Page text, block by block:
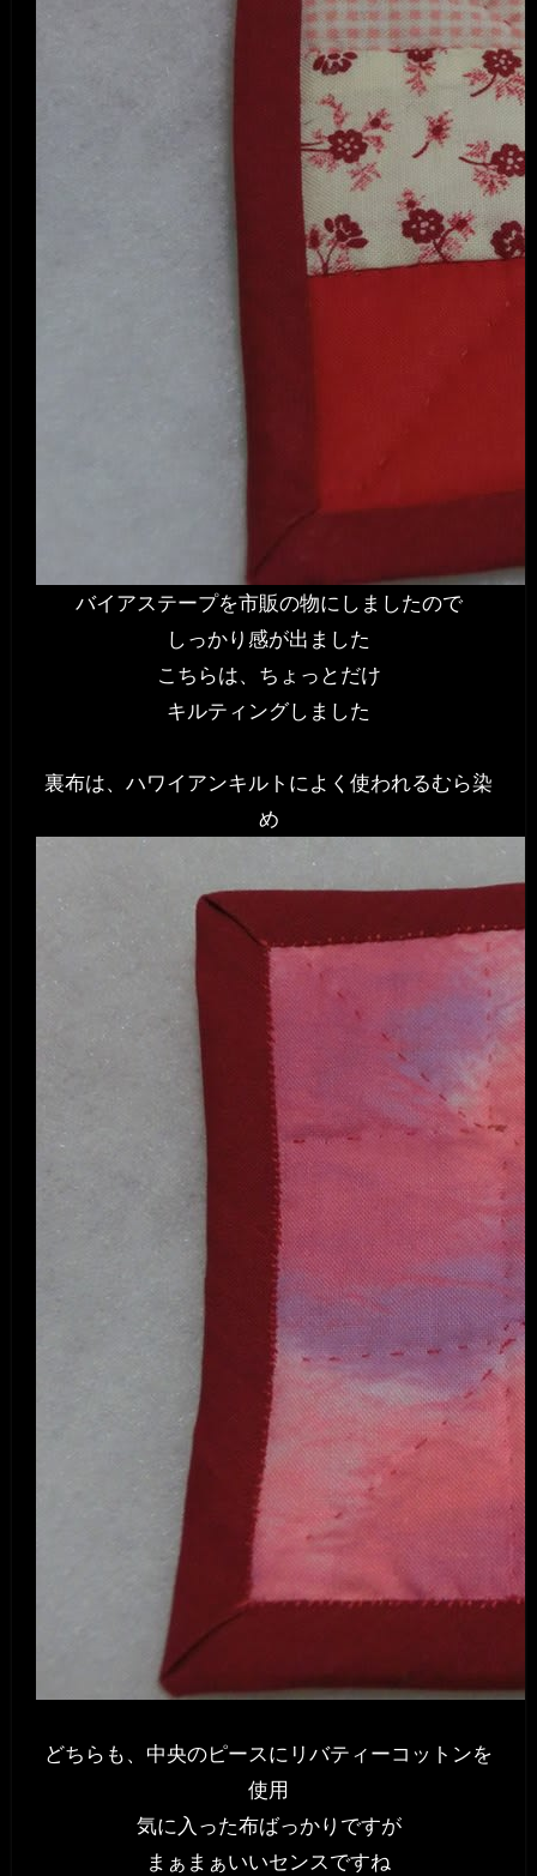
バイアステープを市販の物にしましたので
しっかり感が出ました
こちらは、ちょっとだけ
キルティングしました
裏布は、ハワイアンキルトによく使われるむら染
め
どちらも、中央のピースにリバティーコットンを
使用
気に入った布ばっかりですが
まぁまぁいいセンスですね